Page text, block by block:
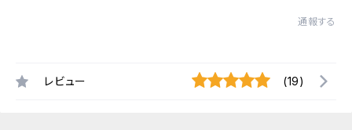
通報する
レビュー (19)